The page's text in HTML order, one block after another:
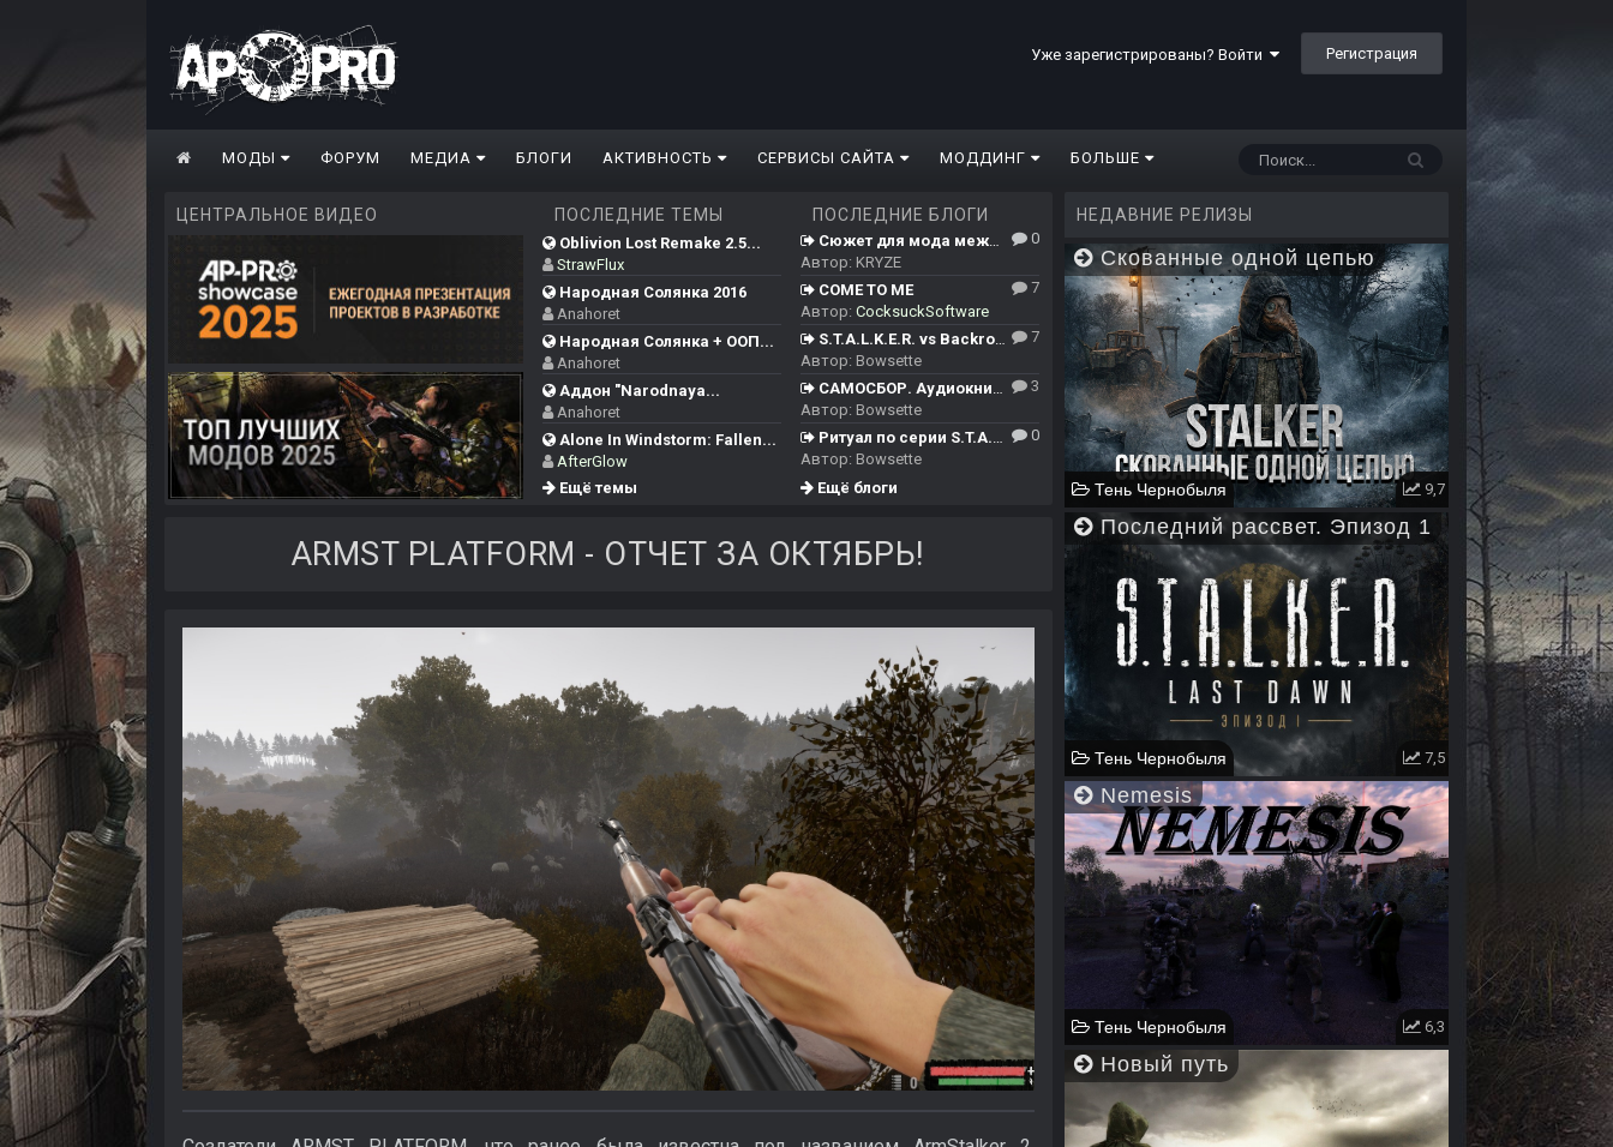
Уже зарегистрированы? Войти Регистрация
МОДЫ ФОРУМ МЕДИА БЛОГИ АКТИВНОСТЬ СЕРВИСЫ САЙТА МОДДИНГ БОЛЬШЕ
ЦЕНТРАЛЬНОЕ ВИДЕО ПОСЛЕДНИЕ ТЕМЫ
Oblivion Lost Remake 2.5...
StrawFlux
Народная Солянка 2016
Anahoret
Народная Солянка + ООП...
Anahoret
Аддон "Narodnaya...
Anahoret
Alone In Windstorm: Fallen...
AfterGlow
Ещё темы
ПОСЛЕДНИЕ БЛОГИ
Сюжет для мода между ЧН/ТЧ/ЗП и Сердцем Чернобыля
Автор: KRYZE
0
COME TO ME
Автор: CocksuckSoftware
7
S.T.A.L.K.E.R. vs Backrooms
Автор: Bowsette
7
САМОСБОР. Аудиокнига.
Автор: Bowsette
3
Ритуал по серии S.T.A.L.K.E.R.
Автор: Bowsette
0
Ещё блоги
ARMST PLATFORM - ОТЧЕТ ЗА ОКТЯБРЬ!
НЕДАВНИЕ РЕЛИЗЫ
Скованные одной цепью
Тень Чернобыля 9,7
Последний рассвет. Эпизод 1
Тень Чернобыля 7,5
Nemesis
Тень Чернобыля 6,3
Новый путь